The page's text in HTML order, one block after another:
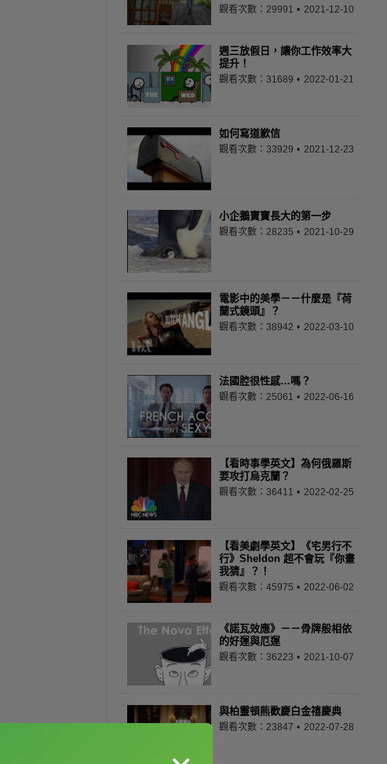
觀看次數：29991 2021-12-10
週三放假日，讓你工作效率大
提升！
觀看次數：31689 2022-01-21
如何寫道歉信
觀看次數：33929 2021-12-23
小企鵝寶寶長大的第一步
觀看次數：28235 2021-10-29
電影中的美學－－什麼是『荷
蘭式鏡頭』？
觀看次數：38942 2022-03-10
法國腔很性感…嗎？
觀看次數：25061 2022-06-16
【看時事學英文】為何俄羅斯
要攻打烏克蘭？
觀看次數：36411 2022-02-25
【看美劇學英文】《宅男行不
行》Sheldon 超不會玩『你畫
我猜』？！
觀看次數：45975 2022-06-02
《諾瓦效應》－－骨牌般相依
的好運與厄運
觀看次數：36223 2021-10-07
與柏靈頓熊歡慶白金禧慶典
觀看次數：23847 2022-07-28